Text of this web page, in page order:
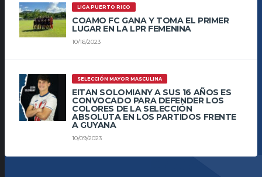
LIGA PUERTO RICO
COAMO FC GANA Y TOMA EL PRIMER
LUGAR EN LA LPR FEMENINA
10/16/2023
SELECCIÓN MAYOR MASCULINA
EITAN SOLOMIANY A SUS 16 AÑOS ES
CONVOCADO PARA DEFENDER LOS
COLORES DE LA SELECCIÓN
ABSOLUTA EN LOS PARTIDOS FRENTE
A GUYANA
10/09/2023